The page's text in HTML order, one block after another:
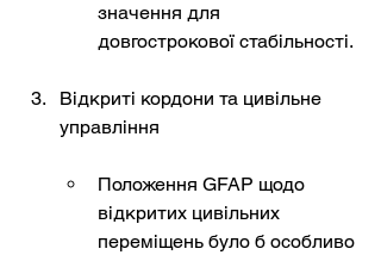
значення для
довгострокової стабільності.
Відкриті кордони та цивільне
управління
Положення GFAP щодо
відкритих цивільних
переміщень було б особливо